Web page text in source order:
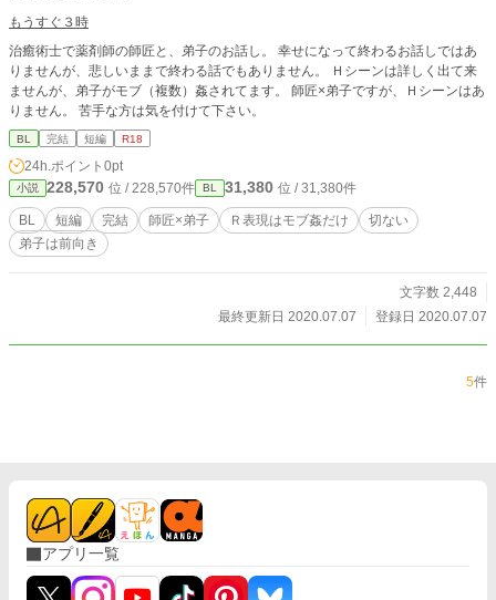
もうすぐ３時
治癒術士で薬剤師の師匠と、弟子のお話し。 幸せになって終わるお話しではあ
りませんが、悲しいままで終わる話でもありません。 Ｈシーンは詳しく出て来
ませんが、弟子がモブ（複数）姦されてます。 師匠×弟子ですが、Ｈシーンはあ
りません。 苦手な方は気を付けて下さい。
BL 完結 短編 R18
24h.ポイント 0pt
小説 228,570 位 / 228,570件 BL 31,380 位 / 31,380件
BL 短編 完結 師匠×弟子 Ｒ表現はモブ姦だけ
切ない
弟子は前向き
文字数 2,448
最終更新日 2020.07.07
登録日 2020.07.07
5件
アプリ一覧